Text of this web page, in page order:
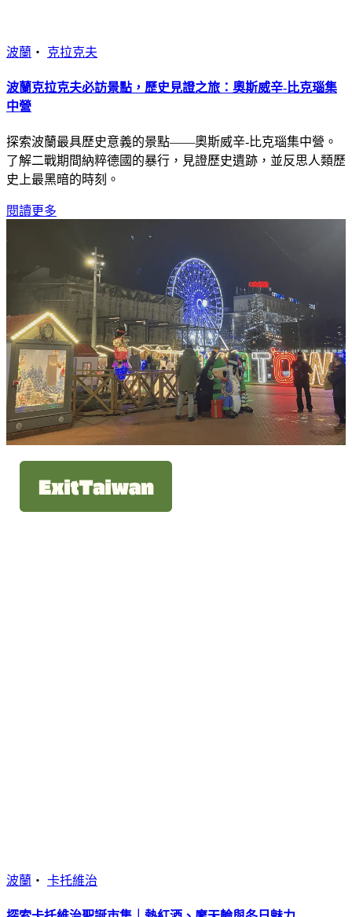
波蘭 ・ 克拉克夫
波蘭克拉克夫必訪景點，歷史見證之旅：奧斯威辛-比克瑙集
中營
探索波蘭最具歷史意義的景點——奧斯威辛-比克瑙集中營。
了解二戰期間納粹德國的暴行，見證歷史遺跡，並反思人類歷
史上最黑暗的時刻。
閱讀更多
波蘭 ・ 卡托維治